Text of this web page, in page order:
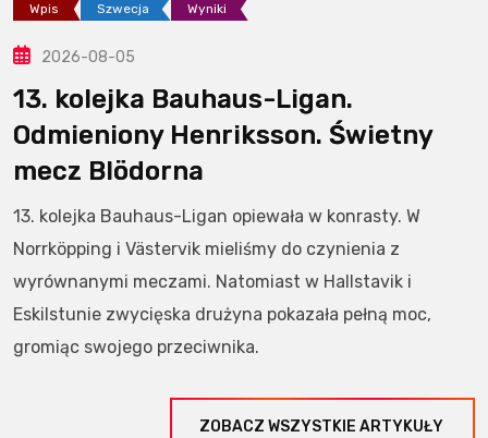
Wpis Szwecja Wyniki
2026-08-05
13. kolejka Bauhaus-Ligan.
Odmieniony Henriksson. Świetny
mecz Blödorna
13. kolejka Bauhaus-Ligan opiewała w konrasty. W
Norrköpping i Västervik mieliśmy do czynienia z
wyrównanymi meczami. Natomiast w Hallstavik i
Eskilstunie zwycięska drużyna pokazała pełną moc,
gromiąc swojego przeciwnika.
ZOBACZ WSZYSTKIE ARTYKUŁY